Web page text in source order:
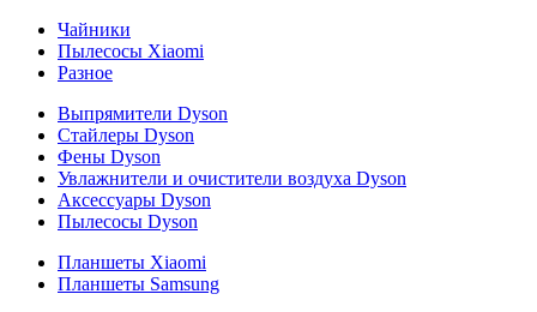
Чайники
Пылесосы Xiaomi
Разное
Выпрямители Dyson
Стайлеры Dyson
Фены Dyson
Увлажнители и очистители воздуха Dyson
Аксессуары Dyson
Пылесосы Dyson
Планшеты Xiaomi
Планшеты Samsung